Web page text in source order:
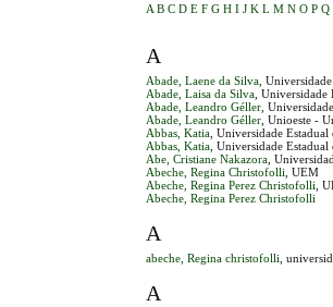
A B C D E F G H I J K L M N O P Q
A
Abade, Laene da Silva ,
Abade, Laisa da Silva ,
Abade, Leandro Géller ,
Abade, Leandro Géller , Unioeste -
Abbas, Katia , Universidade
Abbas, Katia , Universidade
Abe, Cristiane Nakazora ,
Abeche, Regina Christofolli , UEM
Abeche, Regina Perez Christofolli ,
Abeche, Regina Perez Christofolli
A
abeche, Regina christofolli ,
A